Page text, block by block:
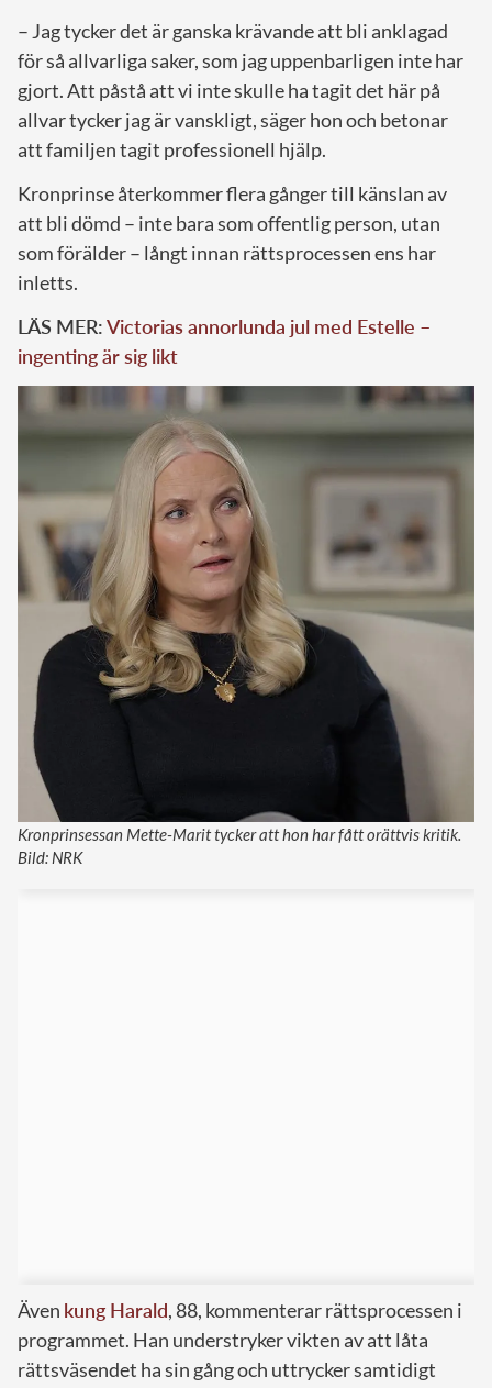
– Jag tycker det är ganska krävande att bli anklagad
för så allvarliga saker, som jag uppenbarligen inte har
gjort. Att påstå att vi inte skulle ha tagit det här på
allvar tycker jag är vanskligt, säger hon och betonar
att familjen tagit professionell hjälp.
Kronprinse återkommer flera gånger till känslan av
att bli dömd – inte bara som offentlig person, utan
som förälder – långt innan rättsprocessen ens har
inletts.
LÄS MER:Victorias annorlunda jul med Estelle –
ingenting är sig likt
Kronprinsessan Mette-Marit tycker att hon har fått orättvis kritik.
Bild: NRK
Även kung Harald, 88, kommenterar rättsprocessen i
programmet. Han understryker vikten av att låta
rättsväsendet ha sin gång och uttrycker samtidigt